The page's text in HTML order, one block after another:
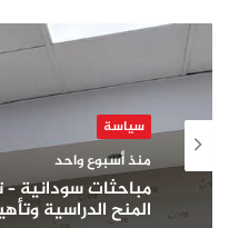
سياسة
منذ أسبوع واحد
مباحثات سودانية
المنح الدراسية